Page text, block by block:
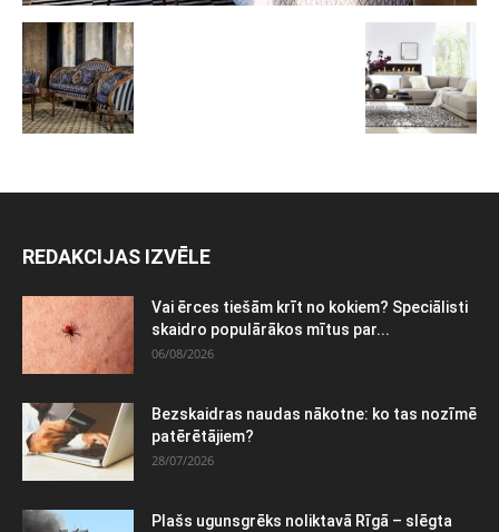
REDAKCIJAS IZVĒLE
Vai ērces tiešām krīt no kokiem? Speciālisti
skaidro populārākos mītus par...
06/08/2026
Bezskaidras naudas nākotne: ko tas nozīmē
patērētājiem?
28/07/2026
Plašs ugunsgrēks noliktavā Rīgā – slēgta